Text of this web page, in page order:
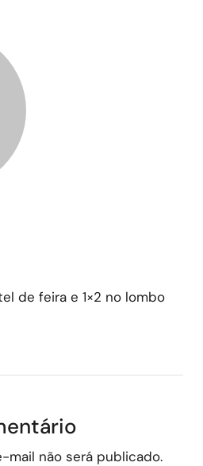
de feira e 1×2 no lombo
mail não será publicado.